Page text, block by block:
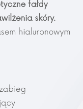
fałdy
skóry.
hialuronowym